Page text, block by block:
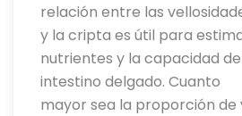
relación entre las
y la cripta es útil para
nutrientes y la capacidad
intestino delgado. Cuanto
mayor sea la proporción de